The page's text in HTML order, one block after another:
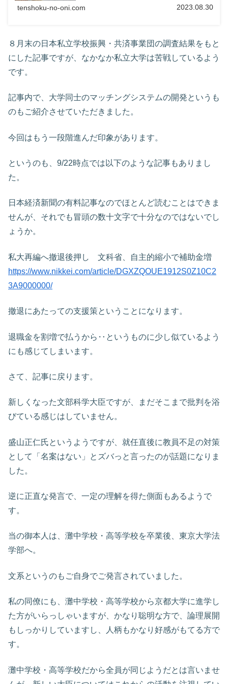
tenshoku-no-oni.com 2023.08.30
８月末の日本私立学校振興・共済事業団の調査結果をもと
にした記事ですが、なかなか私立大学は苦戦しているよう
です。
記事内で、大学同士のマッチングシステムの開発というも
のもご紹介させていただきました。
今回はもう一段階進んだ印象があります。
というのも、9/22時点では以下のような記事もありまし
た。
日本経済新聞の有料記事なのでほとんど読むことはできま
せんが、それでも冒頭の数十文字で十分なのではないでし
ょうか。
私大再編へ撤退後押し 文科省、自主的縮小で補助金増
https://www.nikkei.com/article/DGXZQOUE1912S0Z10C2
3A9000000/
撤退にあたっての支援策ということになります。
退職金を割増で払うから‥というものに少し似ているよう
にも感じてしまいます。
さて、記事に戻ります。
新しくなった文部科学大臣ですが、まだそこまで批判を浴
びている感じはしていません。
盛山正仁氏というようですが、就任直後に教員不足の対策
として「名案はない」とズバっと言ったのが話題になりま
した。
逆に正直な発言で、一定の理解を得た側面もあるようで
す。
当の御本人は、灘中学校・高等学校を卒業後、東京大学法
学部へ。
文系というのもご自身でご発言されていました。
私の同僚にも、灘中学校・高等学校から京都大学に進学し
た方がいらっしゃいますが、かなり聡明な方で、論理展開
もしっかりしていますし、人柄もかなり好感がもてる方で
す。
灘中学校・高等学校だから全員が同じようだとは言いませ